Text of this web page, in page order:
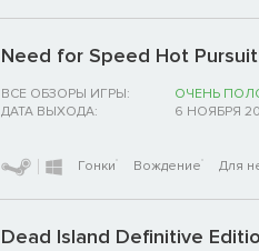
Need for Speed Hot
ВСЕ ОБЗОРЫ ИГРЫ:
ОЧЕНЬ
ДАТА ВЫХОДА:
6 НОЯБРЯ
Гонки Вождение Для
Dead Island Definitive